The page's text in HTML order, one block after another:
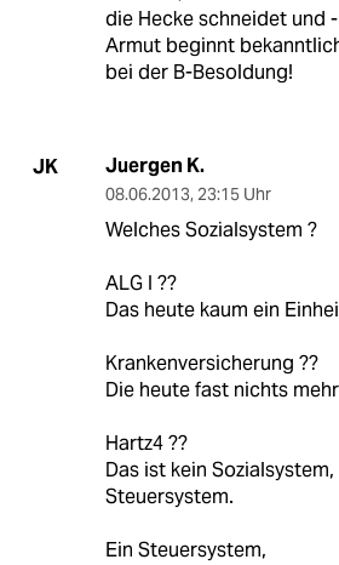
die Hecke schneidet und
Armut beginnt
bei der B-Besoldung!
JK Juergen K.
08.06.2013, 23:15 Uhr
Welches Sozialsystem ?
ALG I ??
Das heute kaum ein
Krankenversicherung ??
Die heute fast nichts
Hartz4 ??
Das ist kein
Steuersystem.
Ein Steuersystem,